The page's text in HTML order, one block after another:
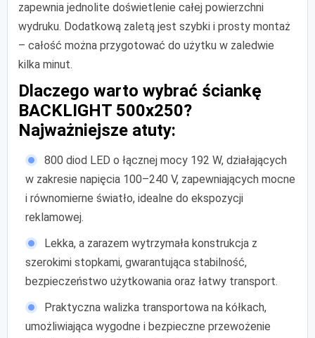
zapewnia jednolite doświetlenie całej powierzchni
wydruku. Dodatkową zaletą jest szybki i prosty montaż
– całość można przygotować do użytku w zaledwie
kilka minut.
Dlaczego warto wybrać ściankę
BACKLIGHT 500x250?
Najważniejsze atuty:
800 diod LED o łącznej mocy 192 W, działających
w zakresie napięcia 100–240 V, zapewniających mocne
i równomierne światło, idealne do ekspozycji
reklamowej.
Lekka, a zarazem wytrzymała konstrukcja z
szerokimi stopkami, gwarantująca stabilność,
bezpieczeństwo użytkowania oraz łatwy transport.
Praktyczna walizka transportowa na kółkach,
umożliwiająca wygodne i bezpieczne przewożenie